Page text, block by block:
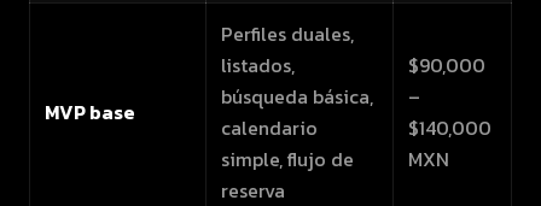
MVP base
Perfiles duales,
listados,
búsqueda básica,
calendario
simple, flujo de
reserva
$90,000
–
$140,000
MXN